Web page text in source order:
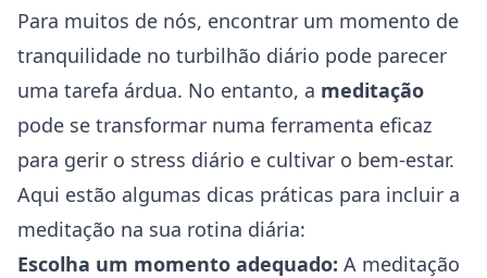
Para muitos de nós, encontrar um momento de
tranquilidade no turbilhão diário pode parecer
uma tarefa árdua. No entanto, a meditação
pode se transformar numa ferramenta eficaz
para gerir o stress diário e cultivar o bem-estar.
Aqui estão algumas dicas práticas para incluir a
meditação na sua rotina diária:
Escolha um momento adequado: A meditação